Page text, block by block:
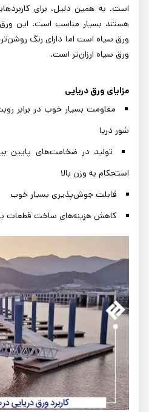
است. به همین دلیل، برای
هستند بسیار مناسب است. این
ورق سیاه است اما دارای رنگ
ورق سیاه ارزان‌تر است.
مزایای ورق دریایی
مقاومت بسیار خوب در برابر
شور دریا
استحکام به وزن بالا
قابلت جوش‌پذیری بسیار خوب
کاهش هزینه‌های ساخت قطعات با